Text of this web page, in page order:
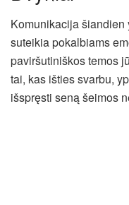
Komunikacija
suteikia pokalbiams
paviršutiniškos temos
tai, kas išties svarbu,
išspręsti seną šeimos